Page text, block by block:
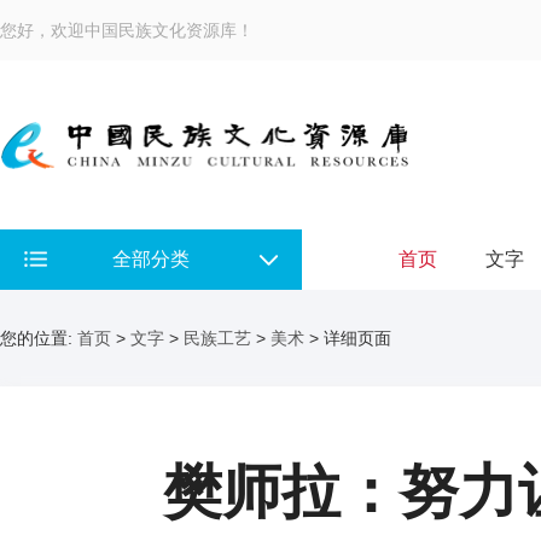
您好，欢迎中国民族文化资源库！
全部分类 首页 文字
您的位置: 首页 > 文字 > 民族工艺 > 美术 > 详细页面
樊师拉：努力